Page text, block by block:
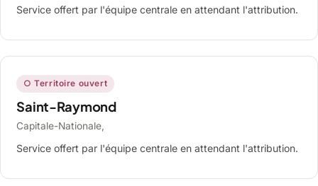
Service offert par l'équipe centrale en attendant l'attribution.
○ Territoire ouvert
Saint-Raymond
Capitale-Nationale,
Service offert par l'équipe centrale en attendant l'attribution.